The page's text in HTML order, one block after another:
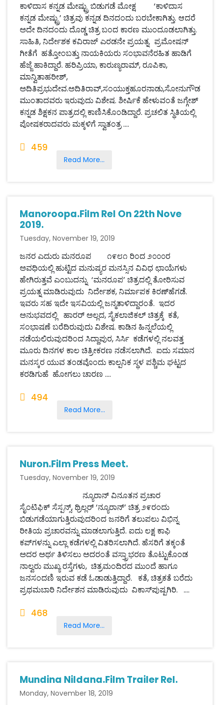
ಕಾಳಿದಾಸ ಕನ್ನಡ ಮೇಷ್ಟ್ರು ಬಿಡುಗಡೆ ಮೋಕ್ಷ ‘ಕಾಳಿದಾಸ
ಕನ್ನಡ ಮೇಷ್ಟ್ರು’ ಚಿತ್ರವು ಕನ್ನಡ ದಿನದಂದು ಬರಬೇಕಾಗಿತ್ತು. ಆದರೆ
ಅದೇ ದಿನದಂದು ದೊಡ್ಡ ಚಿತ್ರ ಬಂದ ಕಾರಣ ಮುಂದೂಡಲಾಗಿತ್ತು.
ಸಾಹಿತಿ, ನಿರ್ದೇಶಕ ಕವಿರಾಜ್ ಎರಡನೇ ಪ್ರಯತ್ನ. ಪ್ರಮೋಷನ್
ಗೀತೆಗೆ ಹತ್ತೋಂಬತ್ತು ನಾಯಕಿಯರು ಸಂಭಾವನೆರಹಿತ ಹಾಡಿಗೆ
ಹೆಜ್ಜೆ ಹಾಕಿದ್ದಾರೆ. ಹರಿಪ್ರಿಯಾ, ಕಾರುಣ್ಯರಾಮ್, ರೂಪಿಕಾ,
ಮಾನ್ವಿತಾಹರೀಶ್,
ಅದಿತಿಪ್ರಭುದೇವ.ಅದಿತಿರಾವ್,ಸಂಯುಕ್ತಹೂರನಾಡು,ಸೋನುಗೌಡ
ಮುಂತಾದವರು ಇರುವುದು ವಿಶೇಷ. ಶೀರ್ಷಿಕೆ ಹೇಳುವಂತೆ ಜಗ್ಗೇಶ್
ಕನ್ನಡ ಶಿಕ್ಷಕನ ಪಾತ್ರದಲ್ಲಿ ಕಾಣಿಸಿಕೊಂಡಿದ್ದಾರೆ. ಪ್ರಚಲಿತ ಸ್ಥಿತಿಯಲ್ಲಿ
ಪೋಷಕರಾದವರು ಮಕ್ಕಳಿಗೆ ಸ್ವಾತಂತ್ರ ....
459
Read More...
Manoroopa.Film Rel On 22th Nove
2019.
Tuesday, November 19, 2019
ಜನರ ಎದುರು ಮನರೂಪ ೧೯೮೧ ರಿಂದ ೨೦೦೦ರ
ಅವಧಿಯಲ್ಲಿ ಹುಟ್ಟಿದ ಮನುಷ್ಯರ ಮನಸ್ಸಿನ ವಿವಿಧ ಛಾಯೆಗಳು
ಹೇಗಿರುತ್ತವೆ ಎಂಬುದನ್ನು ‘ಮನರೂಪ’ ಚಿತ್ರದಲ್ಲಿ ತೋರಿಸುವ
ಪ್ರಯತ್ನ ಮಾಡಿರುವುದು ನಿರ್ದೇಶಕ, ನಿರ್ಮಾಪಕ ಕಿರಣ್‌ಹೆಗಡೆ.
ಇವರು ಸಹ ಇದೇ ಇಸವಿಯಲ್ಲಿ ಜನ್ಮತಾಳಿದ್ದಾರಂತೆ. ಇದರ
ಅನುಭವದಲ್ಲಿ ಹಾರರ್ ಅಲ್ಲದ, ಸೈಕಲಾಜಿಕಲ್ ಚಿತ್ರಕ್ಕೆ ಕತೆ,
ಸಂಭಾಷಣೆ ಬರೆದಿರುವುದು ವಿಶೇಷ. ಕಾಡಿನ ಹಿನ್ನಲೆಯಲ್ಲಿ
ನಡೆಯಲಿರುವುದರಿಂದ ಸಿದ್ದಾಪುರ, ಸಿರ್ಸಿ ಕಡೆಗಳಲ್ಲಿ ನಲವತ್ತ
ಮೂರು ದಿನಗಳ ಕಾಲ ಚಿತ್ರೀಕರಣ ನಡೆಸಲಾಗಿದೆ. ಐದು ಸಮಾನ
ಮನಸ್ಕರ ಯುವ ತಂಡವೊಂದು ಕಾಲ್ಪನಿಕ ಸ್ಥಳ ಪಶ್ಚಿಮ ಘಟ್ಟದ
ಕರಡಿಗುಹೆ ಹೋಗಲು ಚಾರಣ ....
494
Read More...
Nuron.Film Press Meet.
Tuesday, November 19, 2019
ನ್ಯೂರಾನ್ ವಿನೂತನ ಪ್ರಚಾರ
ಸೈಂಟಿಫಿಕ್ ಸೆಸ್ಪನ್ಸ್, ಥ್ರಿಲ್ಲರ್ ‘ನ್ಯೂರಾನ್’ ಚಿತ್ರ ೨೯ರಂದು
ಬಿಡುಗಡೆಯಾಗುತ್ತಿರುವುದರಿಂದ ಜನರಿಗೆ ತಲುಪಲು ವಿಭಿನ್ನ
ರೀತಿಯ ಪ್ರಚಾರವನ್ನು ಮಾಡಲಾಗುತ್ತಿದೆ. ಐದು ಲಕ್ಷ ಕಾಫಿ
ಕಪ್‌ಗಳನ್ನು ಎಲ್ಲಾ ಕಡೆಗಳಲ್ಲಿ ವಿತರಿಸಲಾಗಿದೆ. ಹೆಸರಿಗೆ ತಕ್ಕಂತೆ
ಅದರ ಅರ್ಥ ತಿಳಿಸಲು ಅದರಂತೆ ವಸ್ತ್ರಾಭರಣ ತೊಟ್ಟುಕೊಂಡ
ನಾಲ್ವರು ಮುಖ್ಯ ರಸ್ತೆಗಳು, ಚಿತ್ರಮಂದಿರದ ಮುಂದೆ ಹಾಗೂ
ಜನಸಂದಣಿ ಇರುವ ಕಡೆ ಓಡಾಡುತ್ತಿದ್ದಾರೆ. ಕತೆ, ಚಿತ್ರಕತೆ ಬರೆದು
ಪ್ರಥಮಬಾರಿ ನಿರ್ದೇಶನ ಮಾಡಿರುವುದು ವಿಕಾಸ್‌ಪುಷ್ಪಗಿರಿ. ....
468
Read More...
Mundina Nildana.Film Trailer Rel.
Monday, November 18, 2019